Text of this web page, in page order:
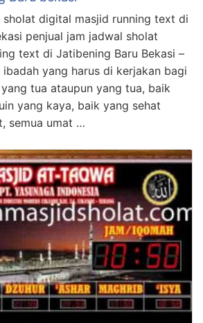
sholat digital masjid running text di
penjual jam jadwal sholat
text di Jatibening Baru Bekasi –
yang harus di kerjakan bagi
tua ataupun yang tua, baik
yang kaya, baik yang sehat
semua umat …